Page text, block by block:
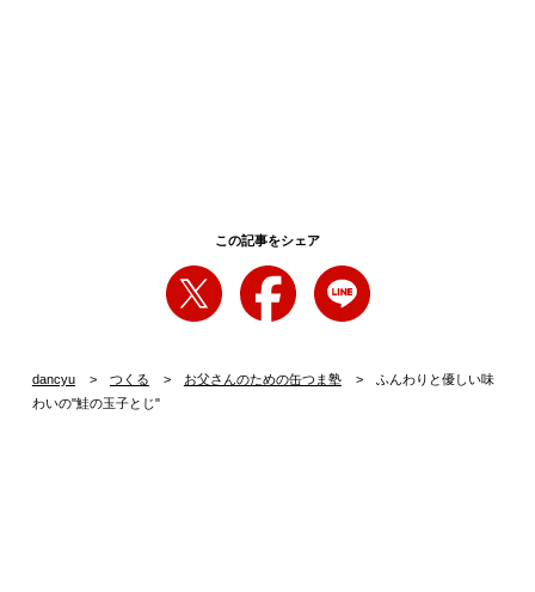
この記事をシェア
dancyu つくる お父さんのための缶つま塾
ふんわりと優しい味
わいの"鮭の玉子とじ"